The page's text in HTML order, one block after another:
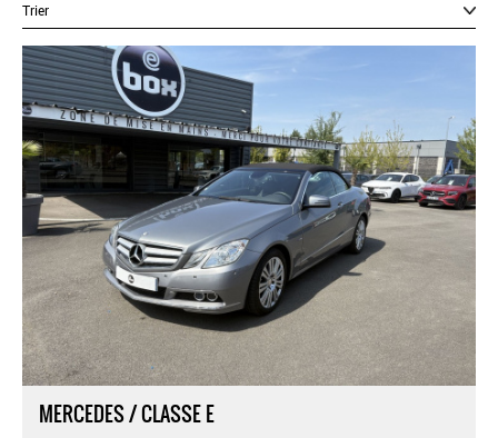
Trier
MERCEDES / CLASSE E